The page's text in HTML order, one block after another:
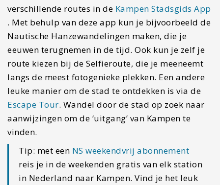
verschillende routes in de Kampen Stadsgids App
. Met behulp van deze app kun je bijvoorbeeld de
Nautische Hanzewandelingen maken, die je
eeuwen terugnemen in de tijd. Ook kun je zelf je
route kiezen bij de Selfieroute, die je meeneemt
langs de meest fotogenieke plekken. Een andere
leuke manier om de stad te ontdekken is via de
Escape Tour. Wandel door de stad op zoek naar
aanwijzingen om de ‘uitgang’ van Kampen te
vinden.
Tip: met een NS weekendvrij abonnement
reis je in de weekenden gratis van elk station
in Nederland naar Kampen. Vind je het leuk